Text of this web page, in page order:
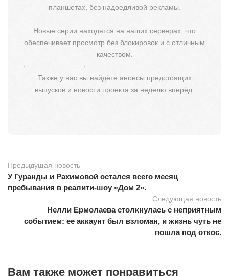
планшетах, без надоедливой рекламы.
Новые серии находятся на наших серверах, что
обеспечивает просмотр без блокировок и с отличным
качеством.
Также у нас вы найдёте анонсы предстоящих
выпусков и новости проекта за неделю вперёд.
Предыдущая новость
У Гуранды и Рахимовой остался всего месяц
пребывания в реалити-шоу «Дом 2».
Следующая новость
Нелли Ермолаева столкнулась с неприятным
событием: ее аккаунт был взломан, и жизнь чуть не
пошла под откос.
Вам также может понравиться